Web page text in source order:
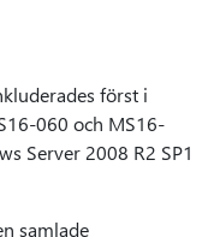
först i
060 och MS16-
Server 2008 R2 SP1
samlade